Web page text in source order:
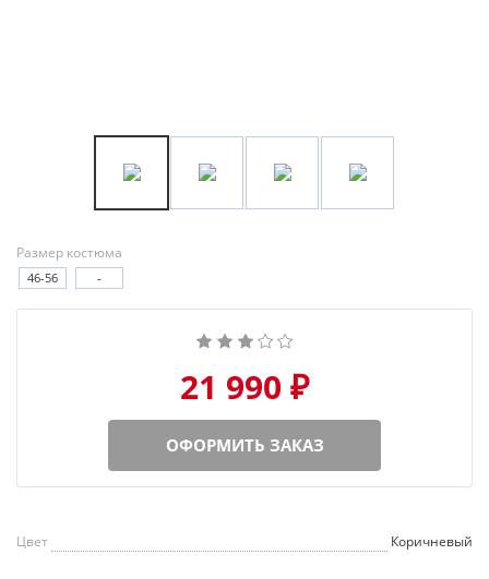
Размер костюма
46-56 -
21 990 ₽
ОФОРМИТЬ ЗАКАЗ
Цвет Коричневый